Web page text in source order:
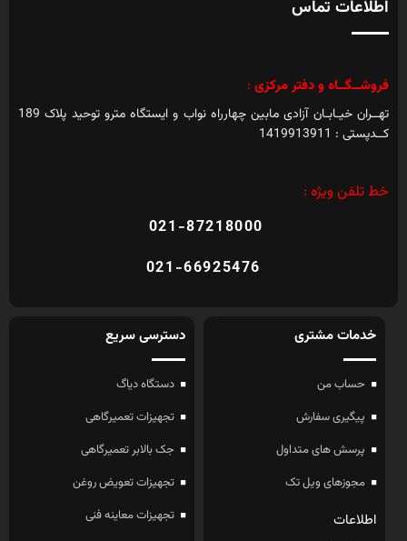
اطلاعات تماس
فروشــگــاه و دفتر مرکزی :
تهــران خیـابـان آزادی مابین چهارراه نواب و ایستگاه مترو توحید پلاک 189
کــدپستی : 1419913911
خط تلفن ویژه :
021-87218000
021-66925476
خدمات مشتری
حساب من
پیگیری سفارش
پرسش های متداول
مجوزهای ویل تک
اطلاعات
دسترسی سریع
دستگاه دیاگ
تجهیزات تعمیرگاهی
جک بالابر تعمیرگاهی
تجهیزات تعویض روغن
تجهیزات معاینه فنی